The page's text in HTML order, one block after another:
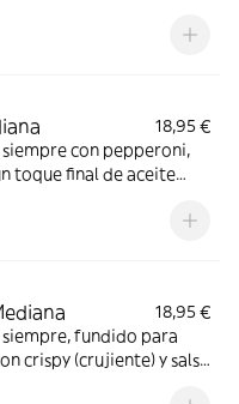
18,95 €
con pepperoni,
toque final de aceite
18,95 €
fundido para
crispy (crujiente) y salsa